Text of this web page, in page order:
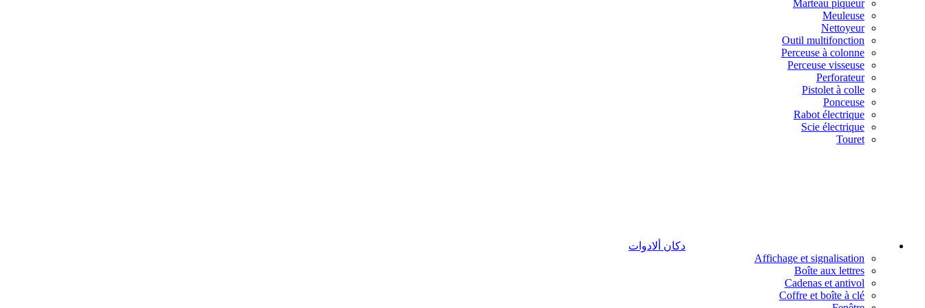
Marteau piqueur
Meuleuse
Nettoyeur
Outil multifonction
Perceuse à colonne
Perceuse visseuse
Perforateur
Pistolet à colle
Ponceuse
Rabot électrique
Scie électrique
Touret
دكان ألادوات
Affichage et signalisation
Boîte aux lettres
Cadenas et antivol
Coffre et boîte à clé